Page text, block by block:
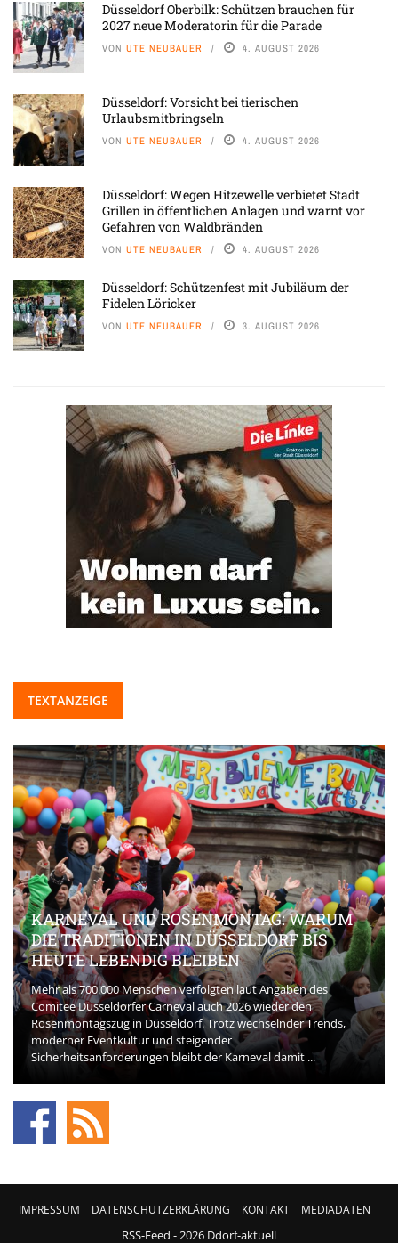
Düsseldorf Oberbilk: Schützen brauchen für
2027 neue Moderatorin für die Parade
VON UTE NEUBAUER 4. AUGUST 2026
Düsseldorf: Vorsicht bei tierischen
Urlaubsmitbringseln
VON UTE NEUBAUER 4. AUGUST 2026
Düsseldorf: Wegen Hitzewelle verbietet Stadt
Grillen in öffentlichen Anlagen und warnt vor
Gefahren von Waldbränden
VON UTE NEUBAUER 4. AUGUST 2026
Düsseldorf: Schützenfest mit Jubiläum der
Fidelen Löricker
VON UTE NEUBAUER 3. AUGUST 2026
TEXTANZEIGE
KARNEVAL UND ROSENMONTAG: WARUM
DIE TRADITIONEN IN DÜSSELDORF BIS
HEUTE LEBENDIG BLEIBEN
Mehr als 700.000 Menschen verfolgten laut Angaben des
Comitee Düsseldorfer Carneval auch 2026 wieder den
Rosenmontagszug in Düsseldorf. Trotz wechselnder Trends,
moderner Eventkultur und steigender
Sicherheitsanforderungen bleibt der Karneval damit ...
IMPRESSUM DATENSCHUTZERKLÄRUNG KONTAKT MEDIADATEN
RSS-Feed - 2026 Ddorf-aktuell